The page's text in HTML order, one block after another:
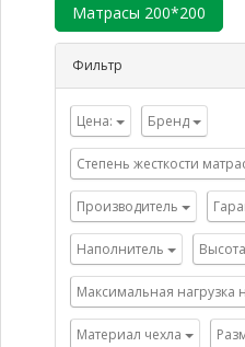
Матрасы 200*200
Фильтр
Цена: Бренд
Степень жесткости
Производитель
Наполнитель
Максимальная
Материал чехла